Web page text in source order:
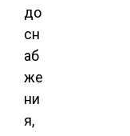
до
сн
аб
же
ни
я,